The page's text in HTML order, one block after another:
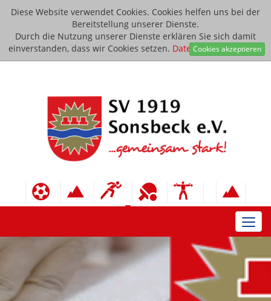
Diese Website verwendet Cookies. Cookies helfen uns bei der
Bereitstellung unserer Dienste.
Durch die Nutzung unserer Dienste erklären Sie sich damit
einverstanden, dass wir Cookies setzen. Datenschutzerklärung
Cookies akzeptieren